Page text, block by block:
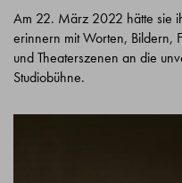
Am 22. März 2022 hätte sie
erinnern mit Worten, Bildern,
und Theaterszenen an die
Studiobühne.